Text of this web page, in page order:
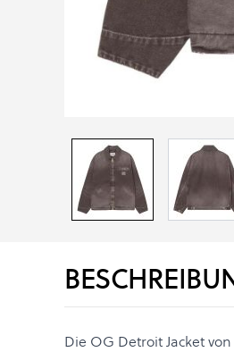
Die OG Detroit Jacket